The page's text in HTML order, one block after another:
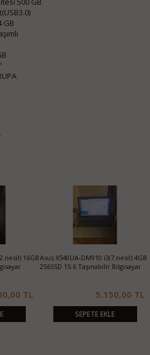
GB
16GB
TL
Asus X540UA-DM910 i3(7.nesil) 4GB
256SSD 15.6 Taşınabilir Bilgisayar
5.150,00 TL
SEPETE EKLE